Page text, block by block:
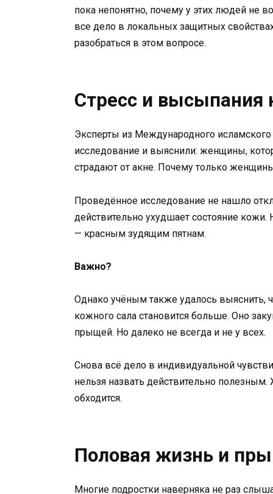
пока непонятно, почему у этих людей не
все дело в локальных защитных
разобраться в этом вопросе.
Стресс и высыпания
Эксперты из Международного
исследование и выяснили: женщины,
страдают от акне. Почему только
Проведённое исследование не нашло
действительно ухудшает состояние
— красным зудящим пятнам.
Важно?
Однако учёным также удалось выяснить,
кожного сала становится больше. Оно
прыщей. Но далеко не всегда и не у всех.
Снова всё дело в индивидуальной
нельзя назвать действительно
обходится.
Половая жизнь и
Многие подростки наверняка не раз